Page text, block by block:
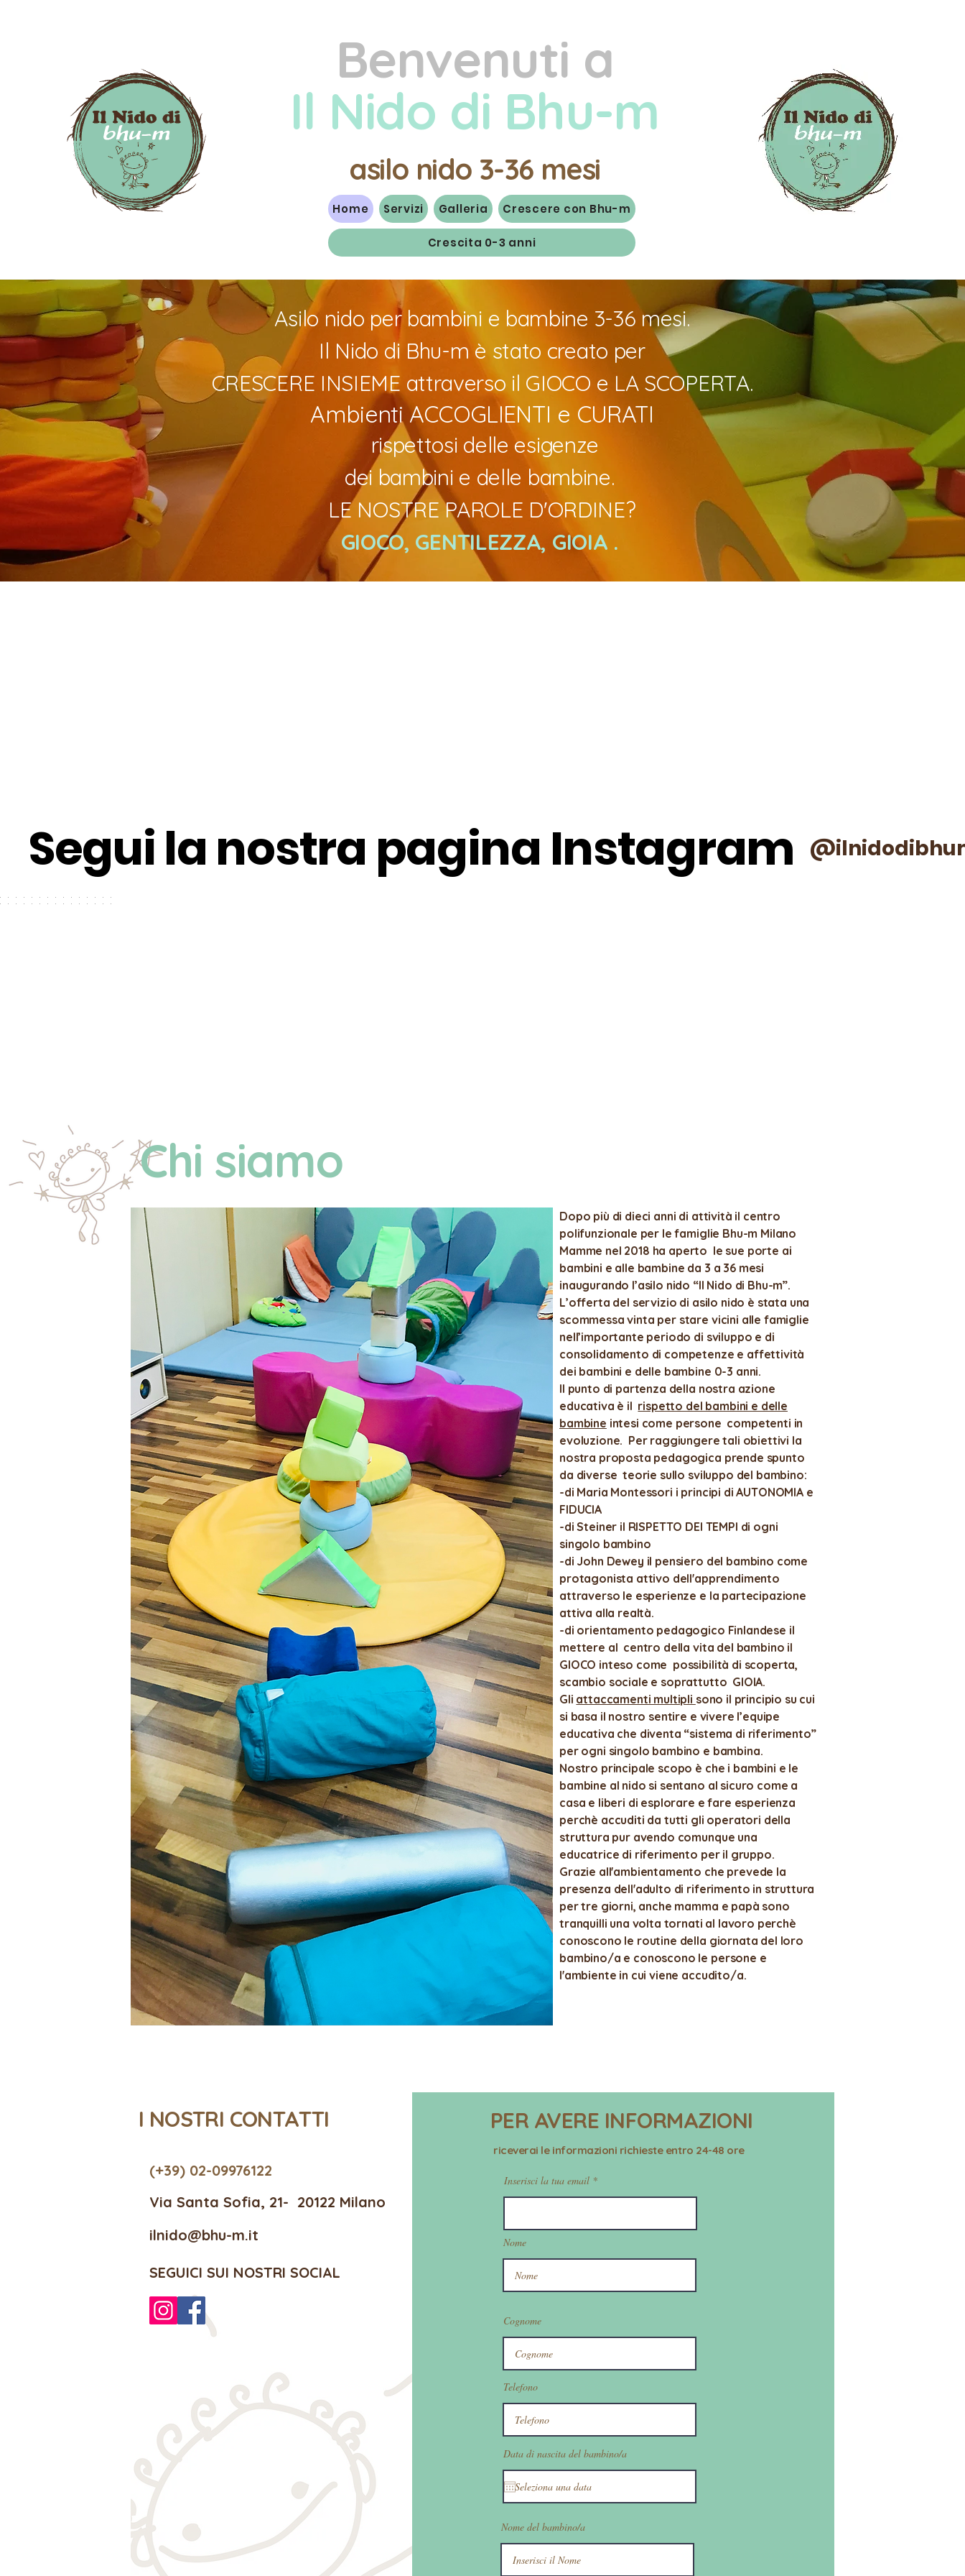
Home Servizi Galleria Crescere con Bhu-m
Crescita 0-3 anni
Benvenuti a
Il Nido di Bhu-m
asilo nido 3-36 mesi
Asilo nido per bambini e bambine 3-36 mesi.
Il Nido di Bhu-m è stato creato per
CRESCERE INSIEME attraverso il GIOCO e LA SCOPERTA.
Ambienti ACCOGLIENTI e CURATI
rispettosi delle esigenze
dei bambini e delle bambine.
LE NOSTRE PAROLE D'ORDINE?
GIOCO, GENTILEZZA, GIOIA .
Segui la nostra pagina Instagram
Chi siamo
Dopo più di dieci anni di attività il centro
polifunzionale per le famiglie Bhu-m Milano
Mamme nel 2018 ha aperto le sue porte ai
bambini e alle bambine da 3 a 36 mesi
inaugurando l’asilo nido “Il Nido di Bhu-m”.
L’offerta del servizio di asilo nido è stata una
scommessa vinta per stare vicini alle famiglie
nell’importante periodo di sviluppo e di
consolidamento di competenze e affettività
dei bambini e delle bambine 0-3 anni.
Il punto di partenza della nostra azione
educativa è il rispetto deI bambini e delle
bambine intesi come persone competenti in
evoluzione. Per raggiungere tali obiettivi la
nostra proposta pedagogica prende spunto
da diverse teorie sullo sviluppo del bambino:
-di Maria Montessori i principi di AUTONOMIA e
FIDUCIA
-di Steiner il RISPETTO DEI TEMPI di ogni
singolo bambino
-di John Dewey il pensiero del bambino come
protagonista attivo dell'apprendimento
attraverso le esperienze e la partecipazione
attiva alla realtà.
-di orientamento pedagogico Finlandese il
mettere al centro della vita del bambino il
GIOCO inteso come possibilità di scoperta,
scambio sociale e soprattutto GIOIA.
Gli attaccamenti multipli sono il principio su cui
si basa il nostro sentire e vivere l’equipe
educativa che diventa “sistema di riferimento”
per ogni singolo bambino e bambina.
Nostro principale scopo è che i bambini e le
bambine al nido si sentano al sicuro come a
casa e liberi di esplorare e fare esperienza
perchè accuditi da tutti gli operatori della
struttura pur avendo comunque una
educatrice di riferimento per il gruppo.
Grazie all'ambientamento che prevede la
presenza dell'adulto di riferimento in struttura
per tre giorni, anche mamma e papà sono
tranquilli una volta tornati al lavoro perchè
conoscono le routine della giornata del loro
bambino/a e conoscono le persone e
l'ambiente in cui viene accudito/a.
I NOSTRI CONTATTI
(+39) 02-09976122
Via Santa Sofia, 21- 20122 Milano
ilnido@bhu-m.it
SEGUICI SUI NOSTRI SOCIAL
PER AVERE INFORMAZIONI
riceverai le informazioni richieste entro 24-48 ore
Inserisci la tua email
Nome
Cognome
Telefono
Data di nascita del bambino/a
Nome del bambino/a